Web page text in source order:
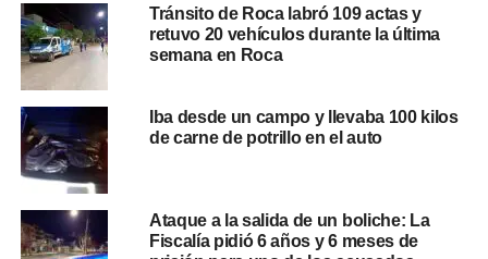
Tránsito de Roca labró 109 actas y
retuvo 20 vehículos durante la última
semana en Roca
Iba desde un campo y llevaba 100 kilos
de carne de potrillo en el auto
Ataque a la salida de un boliche: La
Fiscalía pidió 6 años y 6 meses de